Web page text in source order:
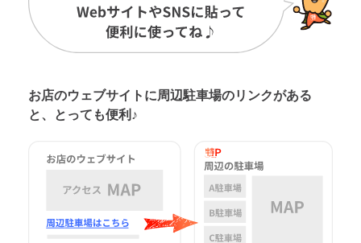
お店のウェブサイトに周辺駐車場のリンクがある
と、とっても便利♪